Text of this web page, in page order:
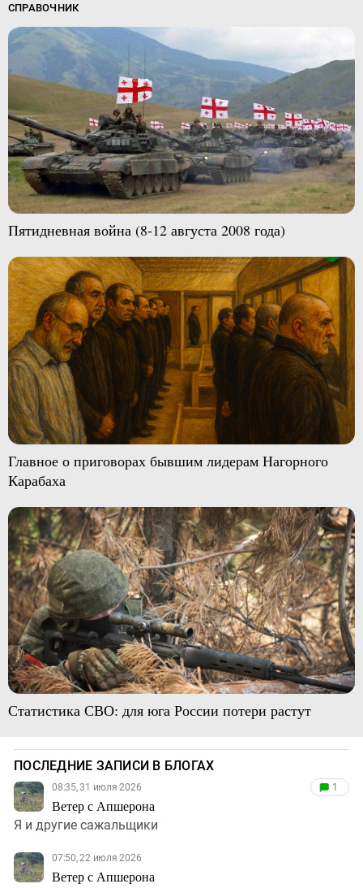
СПРАВОЧНИК
Пятидневная война (8-12 августа 2008 года)
Главное о приговорах бывшим лидерам Нагорного
Карабаха
Статистика СВО: для юга России потери растут
ПОСЛЕДНИЕ ЗАПИСИ В БЛОГАХ
08:35, 31 июля 2026
Ветер с Апшерона
1
Я и другие сажальщики
07:50, 22 июля 2026
Ветер с Апшерона